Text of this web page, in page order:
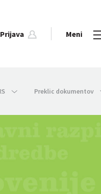
Prijava Meni
Preklic dokumentov